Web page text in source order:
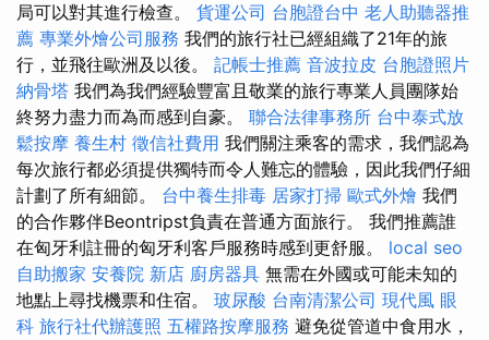
局可以對其進行檢查。 貨運公司 台胞證台中 老人助聽器推
薦 專業外燴公司服務 我們的旅行社已經組織了21年的旅
行，並飛往歐洲及以後。 記帳士推薦 音波拉皮 台胞證照片
納骨塔 我們為我們經驗豐富且敬業的旅行專業人員團隊始
終努力盡力而為而感到自豪。 聯合法律事務所 台中泰式放
鬆按摩 養生村 徵信社費用 我們關注乘客的需求，我們認為
每次旅行都必須提供獨特而令人難忘的體驗，因此我們仔細
計劃了所有細節。 台中養生排毒 居家打掃 歐式外燴 我們
的合作夥伴Beontripst負責在普通方面旅行。 我們推薦誰
在匈牙利註冊的匈牙利客戶服務時感到更舒服。 local seo
自助搬家 安養院 新店 廚房器具 無需在外國或可能未知的
地點上尋找機票和住宿。 玻尿酸 台南清潔公司 現代風 眼
科 旅行社代辦護照 五權路按摩服務 避免從管道中食用水，